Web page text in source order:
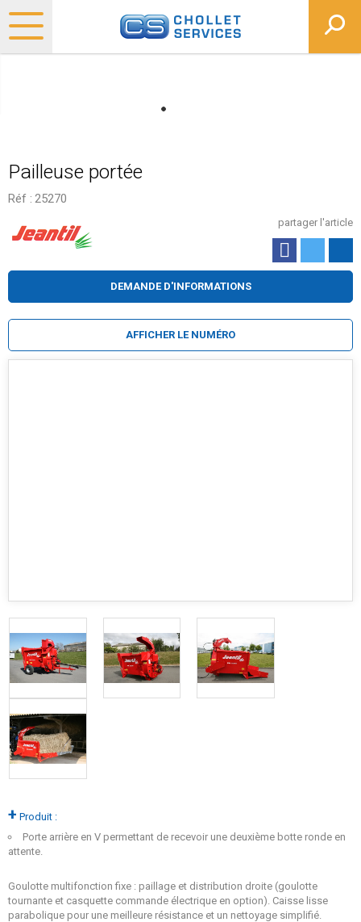
Pailleuse portée
Réf : 25270
+ Produit :
Porte arrière en V permettant de recevoir une deuxième botte ronde en
attente.
partager l'article
Goulotte multifonction fixe : paillage et distribution droite (goulotte
tournante et casquette commande électrique en option). Caisse lisse
parabolique pour une meilleure résistance et un nettoyage simplifié.
DEMANDE D'INFORMATIONS
AFFICHER LE NUMÉRO